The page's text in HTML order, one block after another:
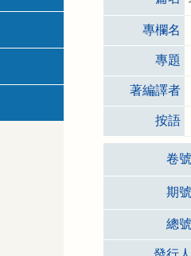
專欄名
專題
著編譯者
按語
卷號
期號
總號